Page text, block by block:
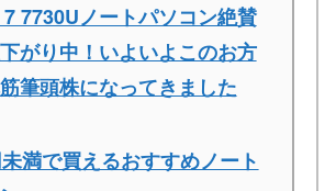
7730Uノートパソコン絶賛
がり中！いよいよこのお方
筆頭株になってきました
満で買えるおすすめノート